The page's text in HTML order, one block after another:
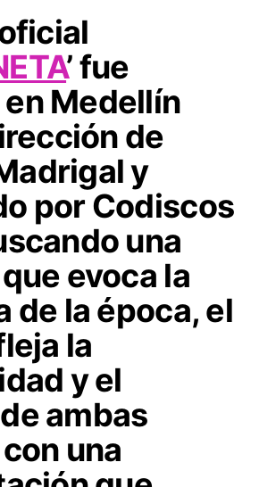
’fue
Medellín
de
y
por Codiscos
una
evoca la
de la época, el
la
y el
ambas
una